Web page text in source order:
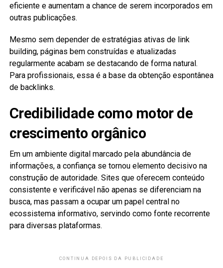
eficiente e aumentam a chance de serem incorporados em
outras publicações.
Mesmo sem depender de estratégias ativas de link
building, páginas bem construídas e atualizadas
regularmente acabam se destacando de forma natural.
Para profissionais, essa é a base da obtenção espontânea
de backlinks.
Credibilidade como motor de
crescimento orgânico
Em um ambiente digital marcado pela abundância de
informações, a confiança se tornou elemento decisivo na
construção de autoridade. Sites que oferecem conteúdo
consistente e verificável não apenas se diferenciam na
busca, mas passam a ocupar um papel central no
ecossistema informativo, servindo como fonte recorrente
para diversas plataformas.
CONTINUA DEPOIS DA PUBLICIDADE